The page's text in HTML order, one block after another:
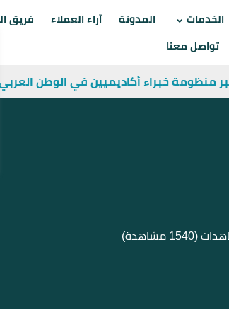
الخدمات المدونة آراء العملاء فريق
تواصل معنا
منظومة خبراء أكاديميين في الوطن
(1540 مشاهدة)